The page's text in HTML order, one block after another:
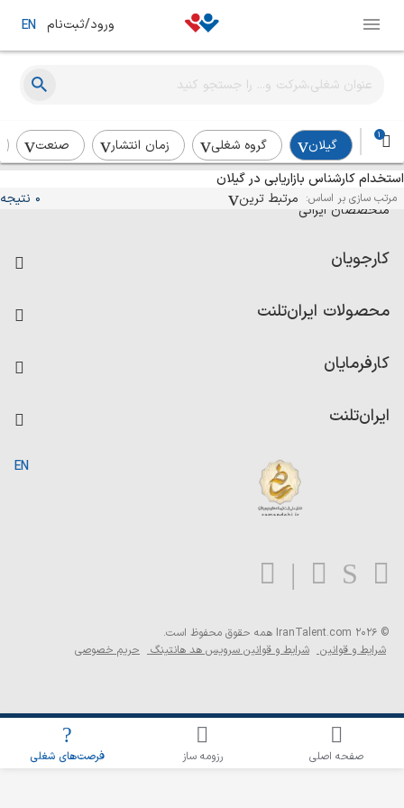
ورود/ثبت‌نام EN
1
گیلان گروه شغلی زمان انتشار
صنعت
استخدام کارشناس بازاریابی در گیلان
مرتب سازی بر اساس: مرتبط ترین 0 نتیجه
اطلاع‌رسانی شغلی را برای این جستجو فعال کنید
آگهی‌های استخدام و همکاری برای
متخصصان ایرانی
کارجویان
رزومه ساز
امتیاز شرکت‌ها
محصولات ایران‌تلنت
کاردیکس
کارفرمایان
ایران‌تلنت
بلاگ
EN
© 2026 IranTalent.com
همه حقوق محفوظ است.
شرایط و قوانین شرایط و قوانین سرویس هد هانتینگ حریم خصوصی
صفحه اصلی رزومه ساز فرصت‌های شغلی